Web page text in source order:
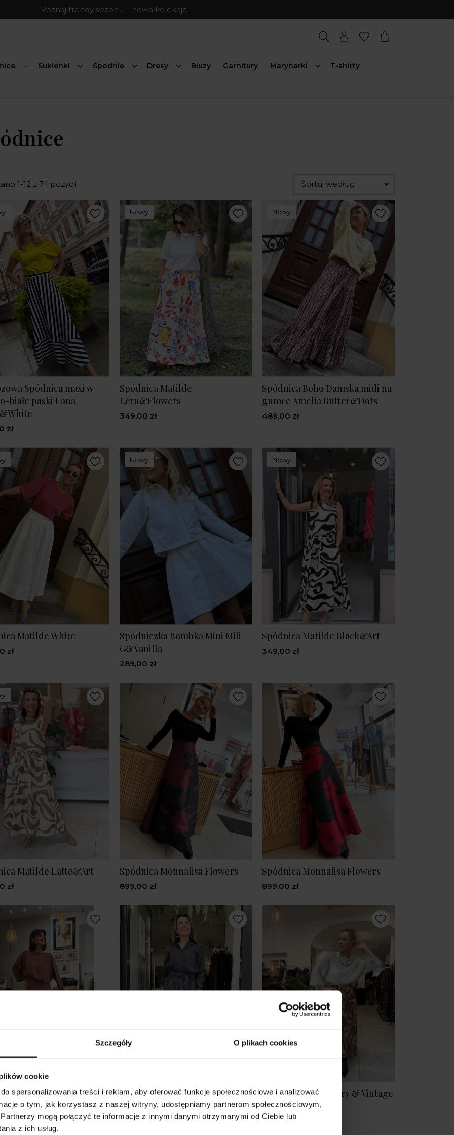
Szczegóły O plikach cookies
cookie
spersonalizowania treści i reklam, aby oferować funkcje społecznościowe i analizować
o tym, jak korzystasz z naszej witryny, udostępniamy partnerom społecznościowym,
mogą połączyć te informacje z innymi danymi otrzymanymi od Ciebie lub
z ich usług.
Poznaj trendy sezonu – nowa kolekcja
Sukienki Spodnie Dresy Bluzy Garnitury Marynarki T-shirty
1-12 z 74 pozycji Sortuj według
Spódnica maxi w
białe paski Lana
zł
Nowy
Spódnica Matilde
Ecru&Flowers
349,00 zł
Nowy
Spódnica Boho Damska midi na
gumce Amelia Butter&Dots
489,00 zł
Matilde White
zł
Nowy
Spódniczka Bombka Mini Mili
G&Vanilla
289,00 zł
Nowy
Spódnica Matilde Black&Art
349,00 zł
Matilde Latte&Art
zł
Spódnica Monnalisa Flowers
899,00 zł
Spódnica Monnalisa Flowers
899,00 zł
Soley Malaga
zł
Spódnica Margo Metallic
349,00 zł
Spódnica Soley Story & Vintage
299,00 zł